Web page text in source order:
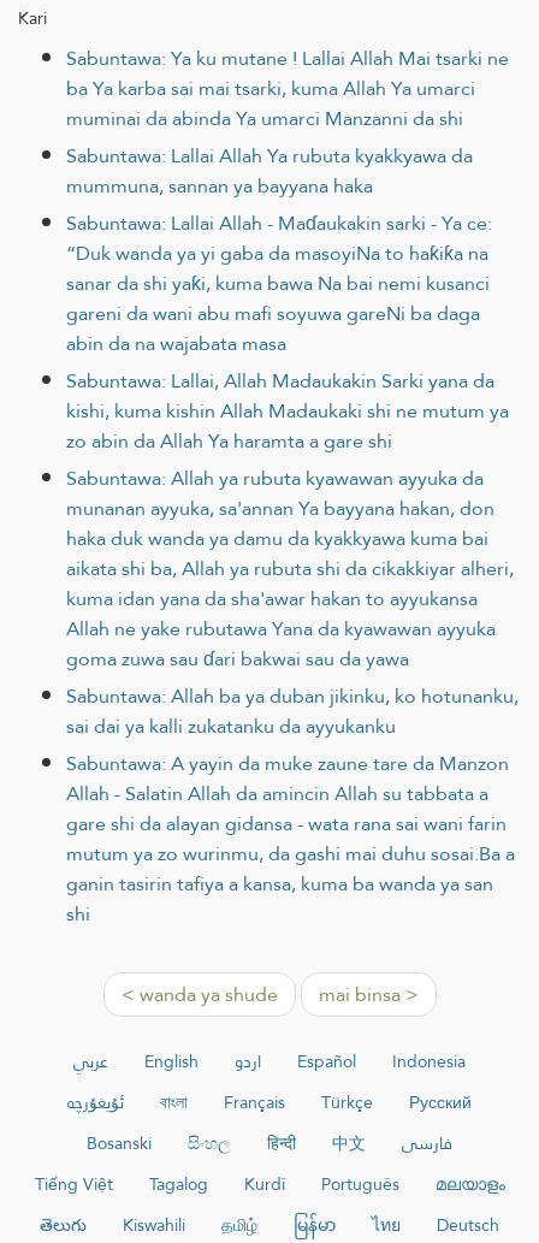
Kari
Sabuntawa: Ya ku mutane ! Lallai Allah Mai tsarki ne
ba Ya karba sai mai tsarki, kuma Allah Ya umarci
muminai da abinda Ya umarci Manzanni da shi
Sabuntawa: Lallai Allah Ya rubuta kyakkyawa da
mummuna, sannan ya bayyana haka
Sabuntawa: Lallai Allah - Maɗaukakin sarki - Ya ce:
“Duk wanda ya yi gaba da masoyiNa to haƙiƙa na
sanar da shi yaƙi, kuma bawa Na bai nemi kusanci
gareni da wani abu mafi soyuwa gareNi ba daga
abin da na wajabata masa
Sabuntawa: Lallai, Allah Madaukakin Sarki yana da
kishi, kuma kishin Allah Madaukaki shi ne mutum ya
zo abin da Allah Ya haramta a gare shi
Sabuntawa: Allah ya rubuta kyawawan ayyuka da
munanan ayyuka, sa'annan Ya bayyana hakan, don
haka duk wanda ya damu da kyakkyawa kuma bai
aikata shi ba, Allah ya rubuta shi da cikakkiyar alheri,
kuma idan yana da sha'awar hakan to ayyukansa
Allah ne yake rubutawa Yana da kyawawan ayyuka
goma zuwa sau ɗari bakwai sau da yawa
Sabuntawa: Allah ba ya duban jikinku, ko hotunanku,
sai dai ya kalli zukatanku da ayyukanku
Sabuntawa: A yayin da muke zaune tare da Manzon
Allah - Salatin Allah da amincin Allah su tabbata a
gare shi da alayan gidansa - wata rana sai wani farin
mutum ya zo wurinmu, da gashi mai duhu sosai.Ba a
ganin tasirin tafiya a kansa, kuma ba wanda ya san
shi
< wanda ya shude mai binsa >
عربي English اردو Español
Indonesia
ئۇيغۇرچە
বাংলা Français Türkçe
Русский
Bosanski
සිංහල हिन्दी 中文
فارسی
Tiếng Việt
Tagalog Kurdî Português
മലയാളം
తెలుగు
Kiswahili தமிழ் မြန်မာ ไทย
Deutsch